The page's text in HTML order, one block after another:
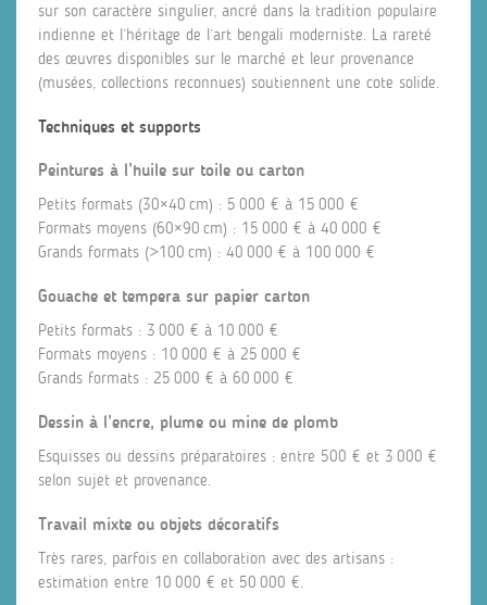
sur son caractère singulier, ancré dans la tradition populaire
indienne et l’héritage de l’art bengali moderniste. La rareté
des œuvres disponibles sur le marché et leur provenance
(musées, collections reconnues) soutiennent une cote solide.
Techniques et supports
Peintures à l’huile sur toile ou carton
Petits formats (30×40 cm) : 5 000 € à 15 000 €
Formats moyens (60×90 cm) : 15 000 € à 40 000 €
Grands formats (>100 cm) : 40 000 € à 100 000 €
Gouache et tempera sur papier carton
Petits formats : 3 000 € à 10 000 €
Formats moyens : 10 000 € à 25 000 €
Grands formats : 25 000 € à 60 000 €
Dessin à l’encre, plume ou mine de plomb
Esquisses ou dessins préparatoires : entre 500 € et 3 000 €
selon sujet et provenance.
Travail mixte ou objets décoratifs
Très rares, parfois en collaboration avec des artisans :
estimation entre 10 000 € et 50 000 €.